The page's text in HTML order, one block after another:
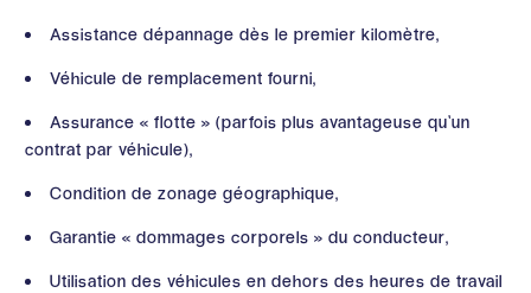
Assistance dépannage dès le premier kilomètre,
Véhicule de remplacement fourni,
Assurance « flotte » (parfois plus avantageuse qu’un
contrat par véhicule),
Condition de zonage géographique,
Garantie « dommages corporels » du conducteur,
Utilisation des véhicules en dehors des heures de travail